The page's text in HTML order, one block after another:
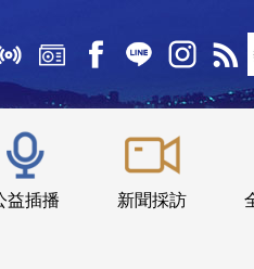
益插播 新聞採訪